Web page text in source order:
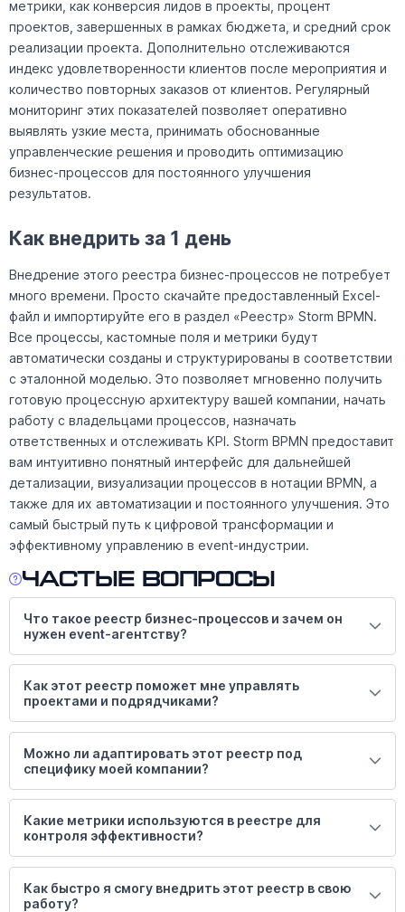
метрики, как конверсия лидов в проекты, процент
проектов, завершенных в рамках бюджета, и средний срок
реализации проекта. Дополнительно отслеживаются
индекс удовлетворенности клиентов после мероприятия и
количество повторных заказов от клиентов. Регулярный
мониторинг этих показателей позволяет оперативно
выявлять узкие места, принимать обоснованные
управленческие решения и проводить оптимизацию
бизнес-процессов для постоянного улучшения
результатов.
Как внедрить за 1 день
Внедрение этого реестра бизнес-процессов не потребует
много времени. Просто скачайте предоставленный Excel-
файл и импортируйте его в раздел «Реестр» Storm BPMN.
Все процессы, кастомные поля и метрики будут
автоматически созданы и структурированы в соответствии
с эталонной моделью. Это позволяет мгновенно получить
готовую процессную архитектуру вашей компании, начать
работу с владельцами процессов, назначать
ответственных и отслеживать KPI. Storm BPMN предоставит
вам интуитивно понятный интерфейс для дальнейшей
детализации, визуализации процессов в нотации BPMN, а
также для их автоматизации и постоянного улучшения. Это
самый быстрый путь к цифровой трансформации и
эффективному управлению в event-индустрии.
Частые вопросы
Что такое реестр бизнес-процессов и зачем он
нужен event-агентству?
Как этот реестр поможет мне управлять
проектами и подрядчиками?
Можно ли адаптировать этот реестр под
специфику моей компании?
Какие метрики используются в реестре для
контроля эффективности?
Как быстро я смогу внедрить этот реестр в свою
работу?